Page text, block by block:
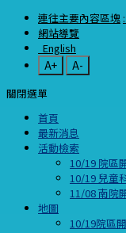
連往主要內容區塊
網站導覽
English
A+
A-
關閉選單
首頁
最新消息
活動檢索
10/19 院區
10/19 兒童
11/08 南院
地圖
10/19院區